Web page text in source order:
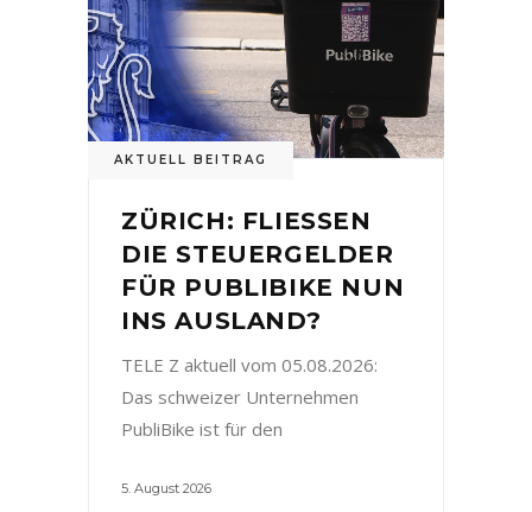
AKTUELL BEITRAG
ZÜRICH: FLIESSEN
DIE STEUERGELDER
FÜR PUBLIBIKE NUN
INS AUSLAND?
TELE Z aktuell vom 05.08.2026:
Das schweizer Unternehmen
PubliBike ist für den
5. August 2026